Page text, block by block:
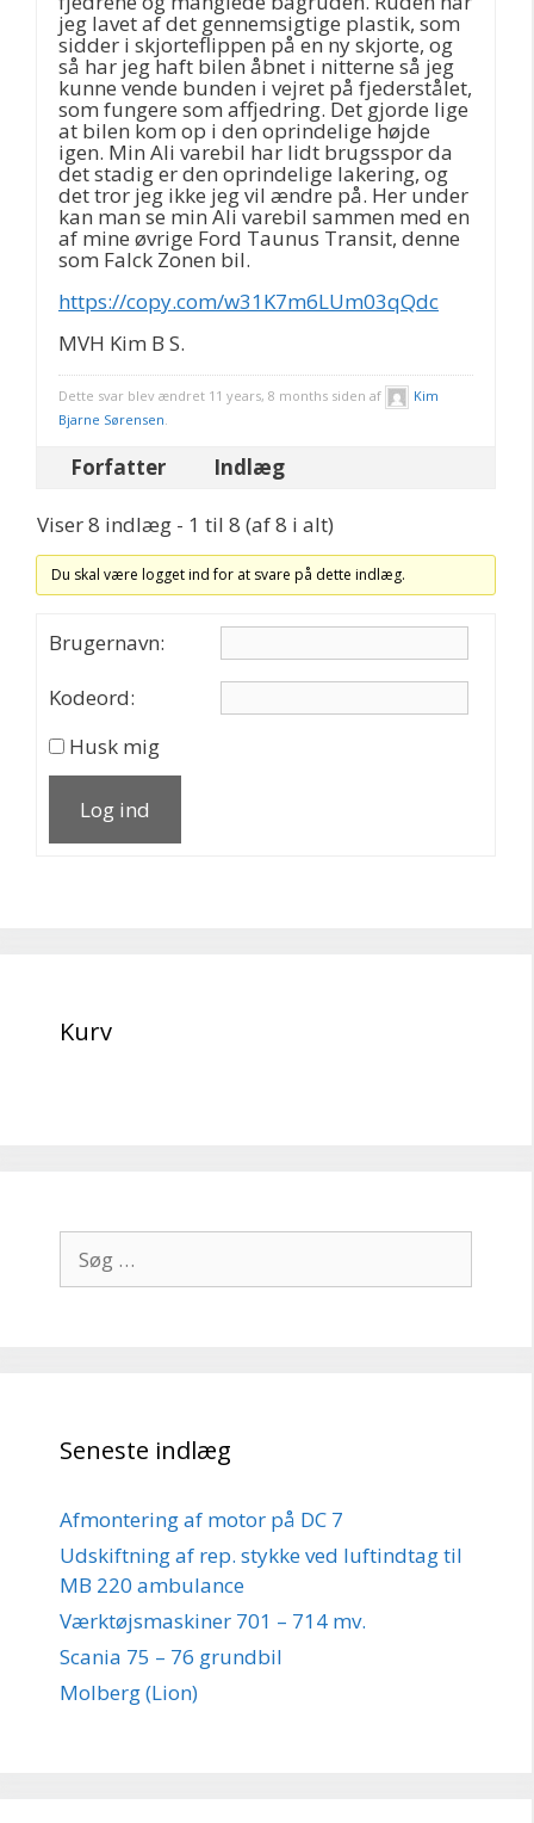
jeg lavet af det gennemsigtige plastik, som
sidder i skjorteflippen på en ny skjorte, og
så har jeg haft bilen åbnet i nitterne så jeg
kunne vende bunden i vejret på fjederstålet,
som fungere som affjedring. Det gjorde lige
at bilen kom op i den oprindelige højde
igen. Min Ali varebil har lidt brugsspor da
det stadig er den oprindelige lakering, og
det tror jeg ikke jeg vil ændre på. Her under
kan man se min Ali varebil sammen med en
af mine øvrige Ford Taunus Transit, denne
som Falck Zonen bil.
https://copy.com/w31K7m6LUm03qQdc
MVH Kim B S.
Dette svar blev ændret 11 years, 8 months siden af
Kim
Bjarne Sørensen
Forfatter Indlæg
Viser 8 indlæg - 1 til 8 (af 8 i alt)
Du skal være logget ind for at svare på dette indlæg.
Brugernavn:
Kodeord:
Husk mig
Log ind
Kurv
efter:
Seneste indlæg
Afmontering af motor på DC 7
Udskiftning af rep. stykke ved luftindtag til
MB 220 ambulance
Værktøjsmaskiner 701 – 714 mv.
Scania 75 – 76 grundbil
Molberg (Lion)